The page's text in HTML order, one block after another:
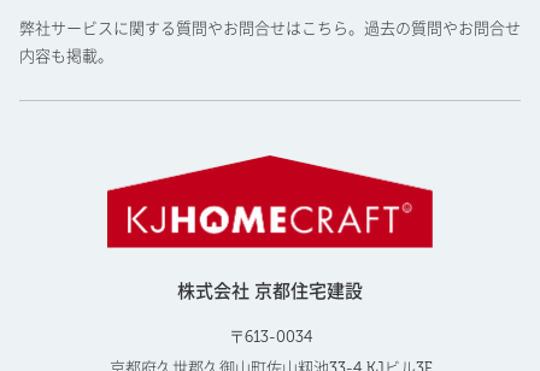
弊社サービスに関する質問やお問合せはこちら。過去の質問やお問合せ
内容も掲載。
株式会社 京都住宅建設
〒613-0034